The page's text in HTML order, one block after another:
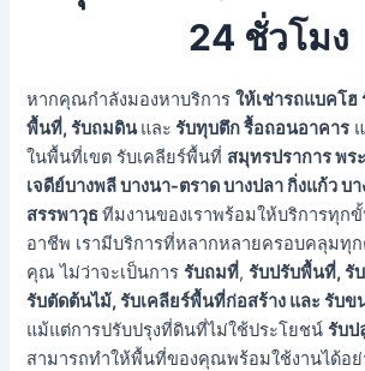
24 ชั่วโมง
หากคุณกำลังมองหาบริการให้เช่ารถแบคโ
พื้นที่, รับถมดินและ รับทุบตึก รื้อถอนอาคาร
ในพื้นที่เขต รับเคลียร์พื้นที่ สมุทรปราการ พร
เจดีย์บางพลี บางนา-ตราด บางปลา กิ่งแก้ว บ
สรรพาวุธทีมงานของเราพร้อมให้บริการทุก
อาชีพ เรามีบริการที่หลากหลายครอบคลุมทุ
คุณ ไม่ว่าจะเป็นการรับถมที่,รับปรับพื้นที่, รั
รับตัดต้นไม้, รับเคลียร์พื้นที่ก่อสร้าง และ รับข
แม้แต่การปรับปรุงที่ดินที่ไม่ใช้ประโยชน์รับป
สามารถทำให้พื้นที่ของคุณพร้อมใช้งานได้อย่